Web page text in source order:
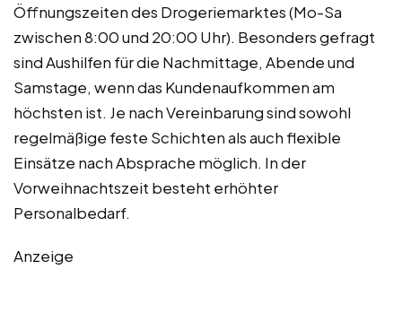
Öffnungszeiten des Drogeriemarktes (Mo-Sa
zwischen 8:00 und 20:00 Uhr). Besonders gefragt
sind Aushilfen für die Nachmittage, Abende und
Samstage, wenn das Kundenaufkommen am
höchsten ist. Je nach Vereinbarung sind sowohl
regelmäßige feste Schichten als auch flexible
Einsätze nach Absprache möglich. In der
Vorweihnachtszeit besteht erhöhter
Personalbedarf.
Anzeige